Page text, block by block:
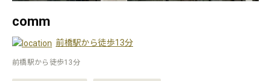
comm
前橋駅から徒歩13分
前橋駅から徒歩13分